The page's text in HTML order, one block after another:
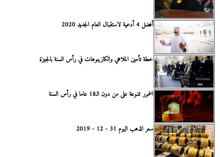
أفضل 4 أدعية لاستقبال العام الجديد 2020
خطة تأمين الملاهي والكازينوهات في رأس السنة بالجيزة
الخمور ممنوعة على من دون الـ18 عاما في رأس السنة
سعر الذهب اليوم 31 - 12 - 2019